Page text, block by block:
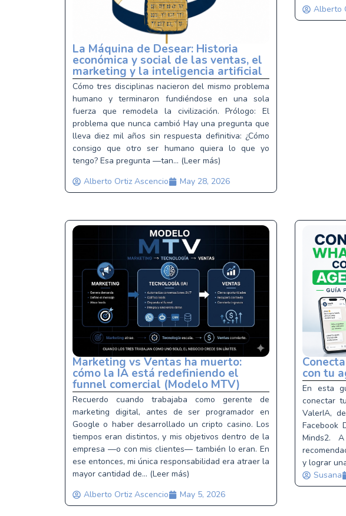
La Máquina de Desear: Historia
económica y social de las ventas, el
marketing y la inteligencia artificial
Cómo tres disciplinas nacieron del mismo problema
humano y terminaron fundiéndose en una sola
fuerza que remodela la civilización. Prólogo: El
problema que nunca cambió Hay una pregunta que
lleva diez mil años sin respuesta definitiva: ¿Cómo
consigo que otro ser humano quiera lo que yo
tengo? Esa pregunta —tan... (Leer más)
Alberto Ortiz Ascencio
May 28, 2026
Alberto
Marketing vs Ventas ha muerto:
cómo la IA está redefiniendo el
funnel comercial (Modelo MTV)
Recuerdo cuando trabajaba como gerente de
marketing digital, antes de ser programador en
Google o haber desarrollado un cripto casino. Los
tiempos eran distintos, y mis objetivos dentro de la
empresa —o con mis clientes— también lo eran. En
ese entonces, mi única responsabilidad era atraer la
mayor cantidad de... (Leer más)
Alberto Ortiz Ascencio
May 5, 2026
con tu
En esta
conectar
ValerIA,
Facebook
Minds2.
y lograr
Susana